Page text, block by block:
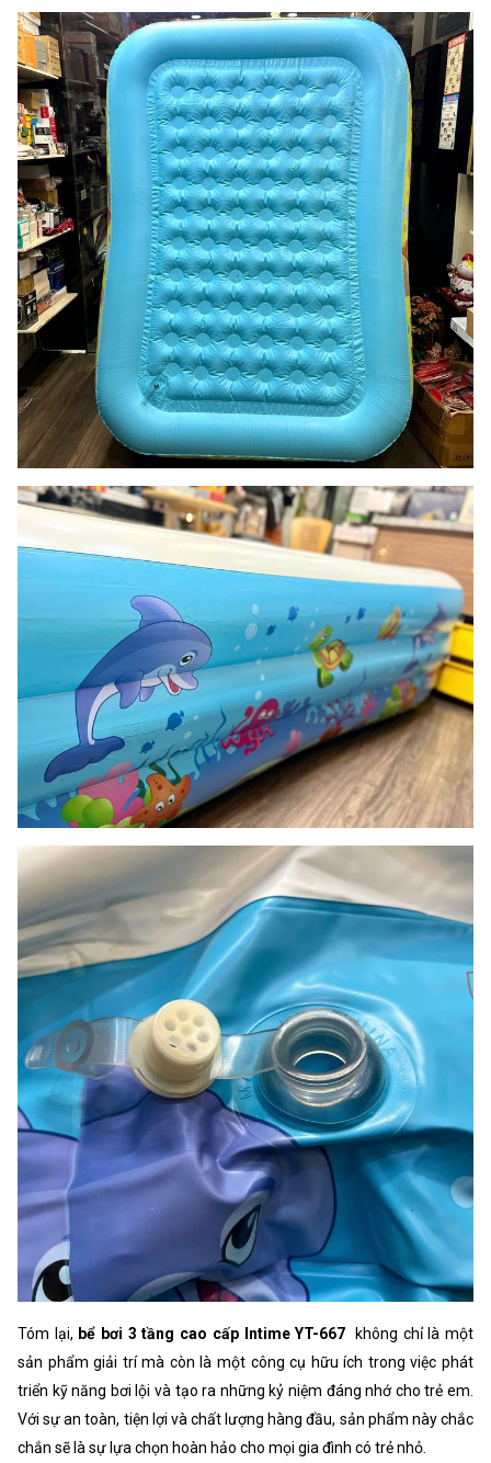
Tóm lại, bể bơi 3 tầng cao cấp Intime YT-667 không chỉ là một
sản phẩm giải trí mà còn là một công cụ hữu ích trong việc phát
triển kỹ năng bơi lội và tạo ra những kỷ niệm đáng nhớ cho trẻ em.
Với sự an toàn, tiện lợi và chất lượng hàng đầu, sản phẩm này chắc
chắn sẽ là sự lựa chọn hoàn hảo cho mọi gia đình có trẻ nhỏ.